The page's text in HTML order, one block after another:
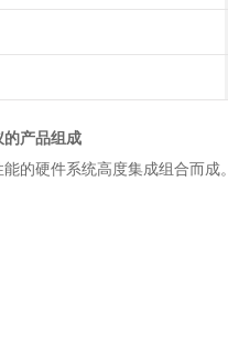
的产品组成
的硬件系统高度集成组合而成。